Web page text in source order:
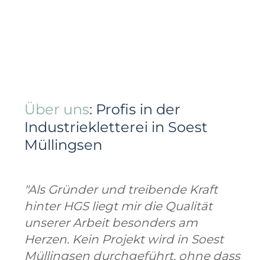
Über uns: Profis in der
Industriekletterei in Soest
Müllingsen
"Als Gründer und treibende Kraft
hinter HGS liegt mir die Qualität
unserer Arbeit besonders am
Herzen. Kein Projekt wird in Soest
Müllingsen durchgeführt, ohne dass